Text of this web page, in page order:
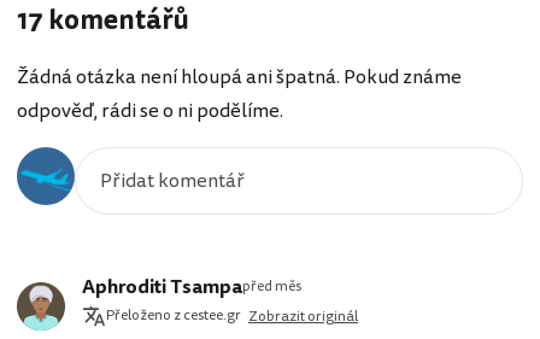
17 komentářů
Žádná otázka není hloupá ani špatná. Pokud známe
odpověď, rádi se o ni podělíme.
Aphroditi Tsampapřed měs
Přeloženo z cestee.gr Zobrazit originál